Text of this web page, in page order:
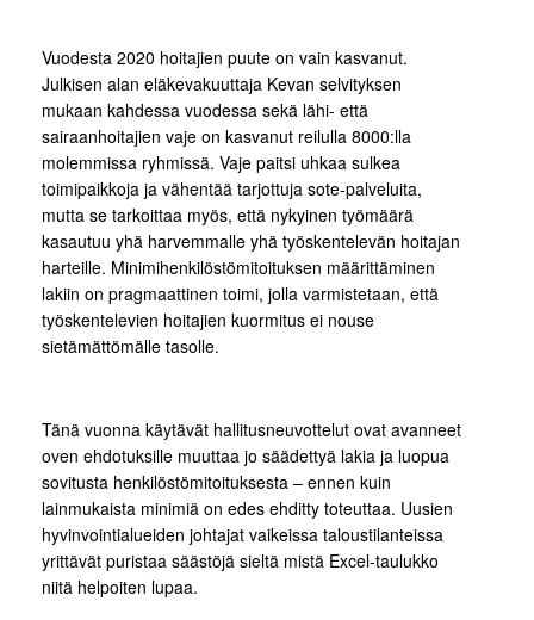
Vuodesta 2020 hoitajien puute on vain kasvanut.
Julkisen alan eläkevakuuttaja Kevan selvityksen
mukaan kahdessa vuodessa sekä lähi- että
sairaanhoitajien vaje on kasvanut reilulla 8000:lla
molemmissa ryhmissä. Vaje paitsi uhkaa sulkea
toimipaikkoja ja vähentää tarjottuja sote-palveluita,
mutta se tarkoittaa myös, että nykyinen työmäärä
kasautuu yhä harvemmalle yhä työskentelevän hoitajan
harteille. Minimihenkilöstömitoituksen määrittäminen
lakiin on pragmaattinen toimi, jolla varmistetaan, että
työskentelevien hoitajien kuormitus ei nouse
sietämättömälle tasolle.
Tänä vuonna käytävät hallitusneuvottelut ovat avanneet
oven ehdotuksille muuttaa jo säädettyä lakia ja luopua
sovitusta henkilöstömitoituksesta – ennen kuin
lainmukaista minimiä on edes ehditty toteuttaa. Uusien
hyvinvointialueiden johtajat vaikeissa taloustilanteissa
yrittävät puristaa säästöjä sieltä mistä Excel-taulukko
niitä helpoiten lupaa.